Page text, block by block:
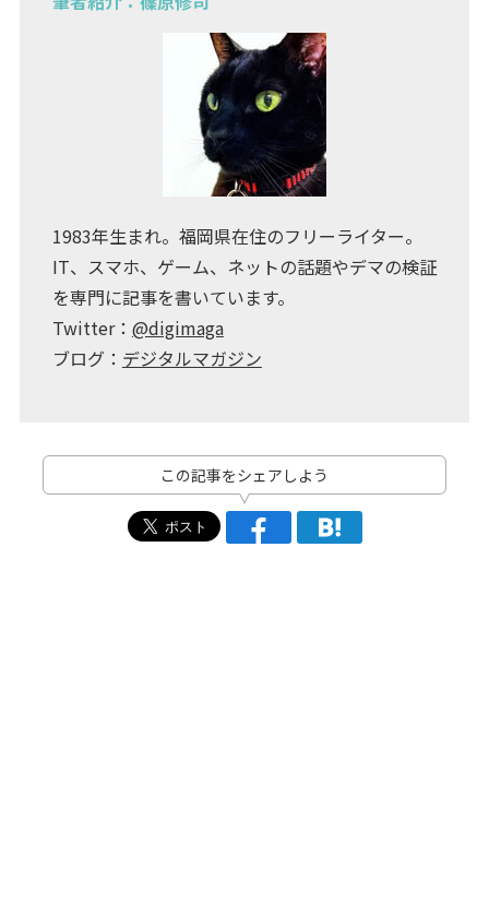
1983年生まれ。福岡県在住のフリーライター。
IT、スマホ、ゲーム、ネットの話題やデマの検証
を専門に記事を書いています。
Twitter： @digimaga
ブログ： デジタルマガジン
この記事をシェアしよう